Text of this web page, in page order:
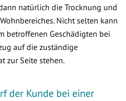
natürlich die Trocknung und
Nicht selten kann
betroffenen Geschädigten bei
auf die zuständige
zur Seite stehen.
der Kunde bei einer